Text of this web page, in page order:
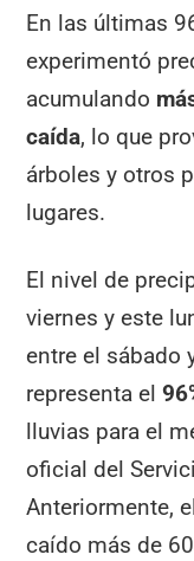
En las últimas
experimentó
acumulando
caída, lo que
árboles y otros
lugares.
El nivel de
viernes y este
entre el sábado
representa el
lluvias para el
oficial del
Anteriormente,
caído más de